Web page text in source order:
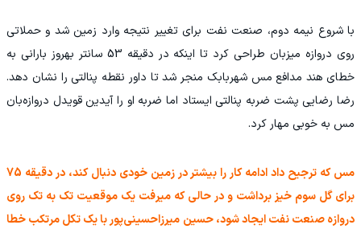
با شروع نیمه دوم، صنعت نفت برای تغییر نتیجه وارد زمین شد و حملاتی
روی دروازه میزبان طراحی کرد تا اینکه در دقیقه 53 سانتر بهروز بارانی به
خطای هند مدافع مس شهربابک منجر شد تا داور نقطه پنالتی را نشان دهد.
رضا رضایی پشت ضربه پنالتی ایستاد اما ضربه او را آیدین قویدل دروازه‌بان
مس به خوبی مهار کرد.
مس که ترجیح داد ادامه کار را بیشتر در زمین خودی دنبال کند، در دقیقه 75
برای گل سوم خیز برداشت و در حالی که میرفت یک موقعیت تک به تک روی
دروازه صنعت نفت ایجاد شود، حسین میرزاحسینی‌پور با یک تکل مرتکب خطا